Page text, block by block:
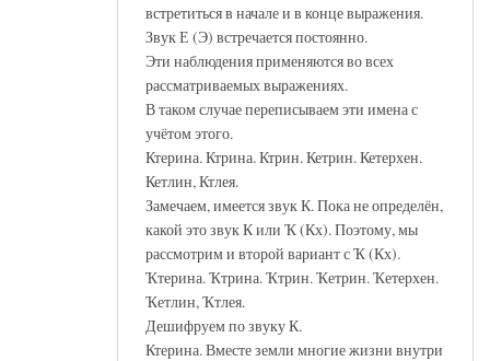
встретиться в начале и в конце выражения.
Звук Е (Э) встречается постоянно.
Эти наблюдения применяются во всех
рассматриваемых выражениях.
В таком случае переписываем эти имена с
учётом этого.
Ктерина. Ктрина. Ктрин. Кетрин. Кетерхен.
Кетлин, Ктлея.
Замечаем, имеется звук К. Пока не определён,
какой это звук К или Ҡ (Кх). Поэтому, мы
рассмотрим и второй вариант с Ҡ (Кх).
Ҡтерина. Ҡтрина. Ҡтрин. Ҡетрин. Ҡетерхен.
Ҡетлин, Ҡтлея.
Дешифруем по звуку К.
Ктерина. Вместе земли многие жизни внутри